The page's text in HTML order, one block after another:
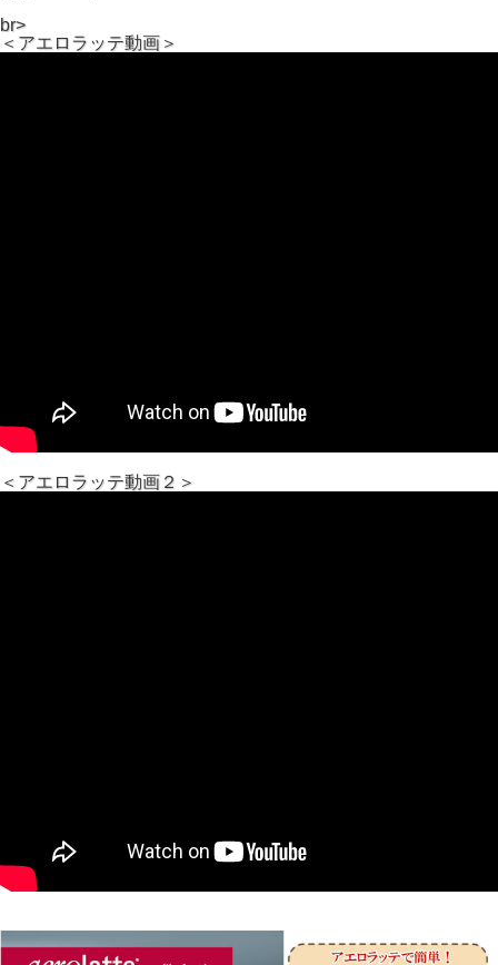
br>
＜アエロラッテ動画＞
＜アエロラッテ動画２＞